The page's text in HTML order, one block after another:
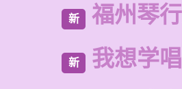
新 福州琴
新 我想学